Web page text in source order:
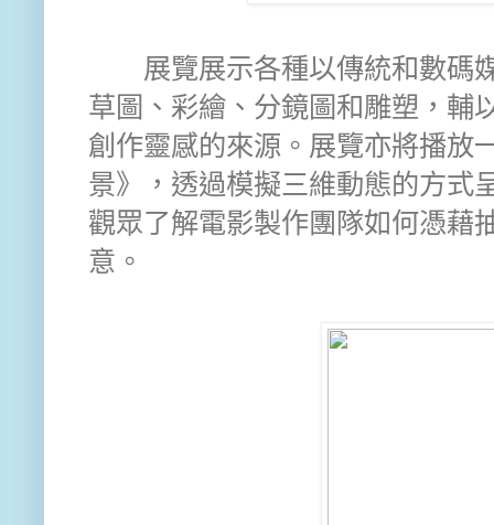
展覽展示各種以傳統和數碼
草圖、彩繪、分鏡圖和雕塑，輔
創作靈感的來源。展覽亦將播放
景》，透過模擬三維動態的方式
觀眾了解電影製作團隊如何憑藉
意。